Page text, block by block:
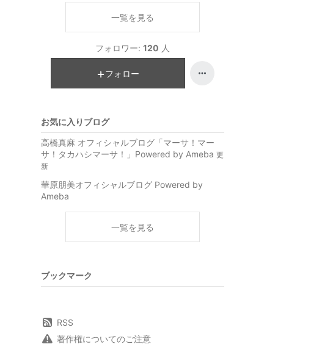
一覧を見る
フォロワー: 120 人
フォロー
お気に入りブログ
高橋真麻 オフィシャルブログ「マーサ！マー
サ！タカハシマーサ！」Powered by Ameba 更
新
華原朋美オフィシャルブログ Powered by
Ameba
一覧を見る
ブックマーク
RSS
著作権についてのご注意